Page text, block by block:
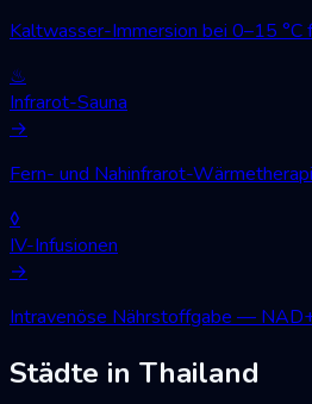
Kaltwasser-Immersion bei 0–15
♨
Infrarot-Sauna
→
Fern- und Nahinfrarot-
◊
IV-Infusionen
→
Intravenöse Nährstoffgabe —
Städte in Thailand